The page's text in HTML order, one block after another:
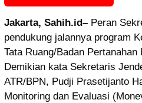
Jakarta, Sahih.id– Peran
pendukung jalannya program
Tata Ruang/Badan
Demikian kata Sekretaris
ATR/BPN, Pudji Prasetijanto
Monitoring dan Evaluasi